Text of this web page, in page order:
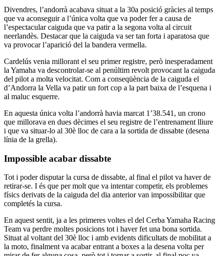
Divendres, l’andorrà acabava situat a la 30a posició gràcies al temps
que va aconseguir a l’única volta que va poder fer a causa de
l’espectacular caiguda que va patir a la segona volta al circuit
neerlandès. Destacar que la caiguda va ser tan forta i aparatosa que
va provocar l’aparició del la bandera vermella.
Cardelús venia millorant el seu primer registre, però inesperadament
la Yamaha va descontrolar-se al penúltim revolt provocant la caiguda
del pilot a molta velocitat. Com a conseqüència de la caiguda el
d’Andorra la Vella va patir un fort cop a la part baixa de l’esquena i
al maluc esquerre.
En aquesta única volta l’andorrà havia marcat 1’38.541, un crono
que millorava en dues dècimes el seu registre de l’entrenament lliure
i que va situar-lo al 30è lloc de cara a la sortida de dissabte (desena
línia de la grella).
Impossible acabar dissabte
Tot i poder disputar la cursa de dissabte, al final el pilot va haver de
retirar-se. I és que per molt que va intentar competir, els problemes
físics derivats de la caiguda del dia anterior van impossibilitar que
completés la cursa.
En aquest sentit, ja a les primeres voltes el del Cerba Yamaha Racing
Team va perdre moltes posicions tot i haver fet una bona sortida.
Situat al voltant del 30è lloc i amb evidents dificultats de mobilitat a
la moto, finalment va acabar entrant a boxes a la desena volta per